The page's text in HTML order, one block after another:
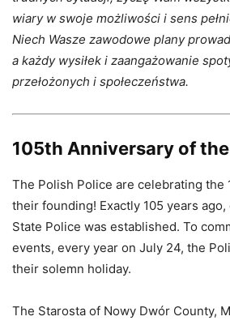
wiary w swoje możliwości i sens
Niech Wasze zawodowe plany
a każdy wysiłek i zaangażowanie
przełożonych i społeczeństwa.
105th Anniversary of
The Polish Police are celebrating the
their founding! Exactly 105 years ago,
State Police was established. To
events, every year on July 24, the
their solemn holiday.
The Starosta of Nowy Dwór County,